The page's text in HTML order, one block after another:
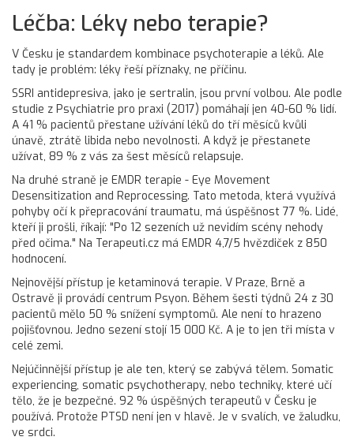
Léčba: Léky nebo terapie?
V Česku je standardem kombinace psychoterapie a léků. Ale
tady je problém: léky řeší příznaky, ne příčinu.
SSRI antidepresiva, jako je sertralin, jsou první volbou. Ale podle
studie z Psychiatrie pro praxi (2017) pomáhají jen 40-60 % lidí.
A 41 % pacientů přestane užívání léků do tří měsíců kvůli
únavě, ztrátě libida nebo nevolnosti. A když je přestanete
užívat, 89 % z vás za šest měsíců relapsuje.
Na druhé straně je EMDR terapie - Eye Movement
Desensitization and Reprocessing. Tato metoda, která využívá
pohyby očí k přepracování traumatu, má úspěšnost 77 %. Lidé,
kteří ji prošli, říkají: "Po 12 sezeních už nevidím scény nehody
před očima." Na Terapeuti.cz má EMDR 4,7/5 hvězdiček z 850
hodnocení.
Nejnovější přístup je ketaminová terapie. V Praze, Brně a
Ostravě ji provádí centrum Psyon. Během šesti týdnů 24 z 30
pacientů mělo 50 % snížení symptomů. Ale není to hrazeno
pojišťovnou. Jedno sezení stojí 15 000 Kč. A je to jen tři místa v
celé zemi.
Nejúčinnější přístup je ale ten, který se zabývá tělem. Somatic
experiencing, somatic psychotherapy, nebo techniky, které učí
tělo, že je bezpečné. 92 % úspěšných terapeutů v Česku je
používá. Protože PTSD není jen v hlavě. Je v svalích, ve žaludku,
ve srdci.